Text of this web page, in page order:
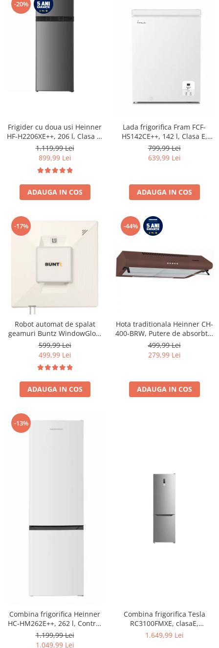
-20%
Frigider cu doua usi Heinner
HF-H2206XE++, 206 l, Clasa E,
lumina LED, 3 rafturi de sticla,
H 143 cm, Inox
1.119,99 Lei
899,99 Lei
ADAUGA IN COS
Lada frigorifica Fram FCF-
HS142CE++, 142 l, Clasa E,
Convertibil
Frigider/Congelator, Control
799,99 Lei
639,99 Lei
ADAUGA IN COS
-17%
Robot automat de spalat
geamuri Buntz WindowGlow
BRC-J2– Putere de 72W,
2500Pa, tehnologie duala de
și control inteligent, Alb
599,99 Lei
499,99 Lei
ADAUGA IN COS
-44%
Hota traditionala Heinner CH-
400-BRW, Putere de absorbtie
326.4 mc/h, 2 motoare, 60 cm,
Maro
499,99 Lei
279,99 Lei
ADAUGA IN COS
-13%
Combina frigorifica Heinner
HC-HM262E++, 262 l, Control
electronic, Iluminare LED, Usi
reversibile, Clasa E, H 180 cm,
1.199,99 Lei
1.049,99 Lei
Combina frigorifica Tesla
RC3100FMXE, clasaE,
310LTotal No Frost, Display
1.649,99 Lei